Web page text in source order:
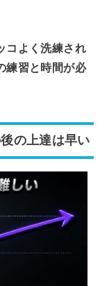
コよく洗練され
練習と時間が必
の上達は早い